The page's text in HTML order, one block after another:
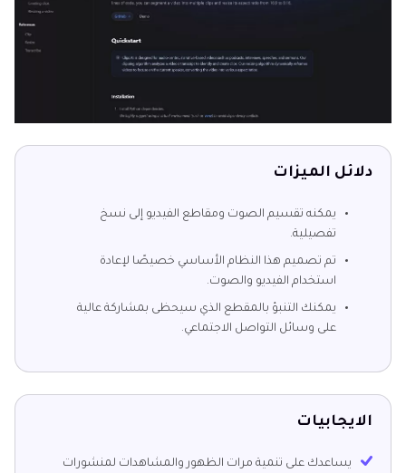
دلائل الميزات
يمكنه تقسيم الصوت ومقاطع الفيديو إلى نسخ
تفصيلية.
تم تصميم هذا النظام الأساسي خصيصًا لإعادة
استخدام الفيديو والصوت.
يمكنك التنبؤ بالمقطع الذي سيحظى بمشاركة عالية
على وسائل التواصل الاجتماعي.
الايجابيات
يساعدك على تنمية مرات الظهور والمشاهدات لمنشورات